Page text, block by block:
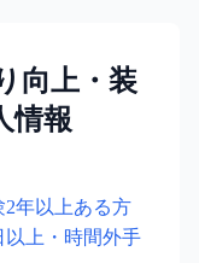
向上・装
情報
年以上ある方
以上・時間外手